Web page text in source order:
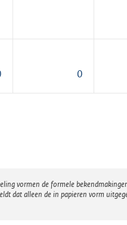
0
vormen de formele
dat alleen de in papieren vorm